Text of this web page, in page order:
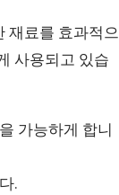
재료를 효과적으
사용되고 있습
가능하게 합니
.